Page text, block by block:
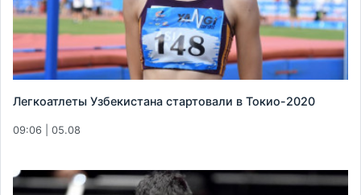
Легкоатлеты Узбекистана стартовали в Токио-2020
09:06 | 05.08